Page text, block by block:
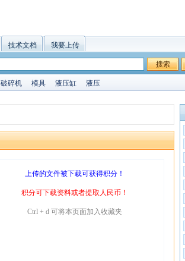
技术文档 我要上传
搜索
破碎机 模具 液压缸 液压
上传的文件被下载可获得积分！
积分可下载资料或者提取人民币！
Ctrl + d 可将本页面加入收藏夹